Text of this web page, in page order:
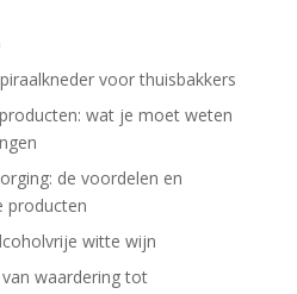
voor thuisbakkers
wat je moet weten
de voordelen en
producten
witte wijn
van waardering tot